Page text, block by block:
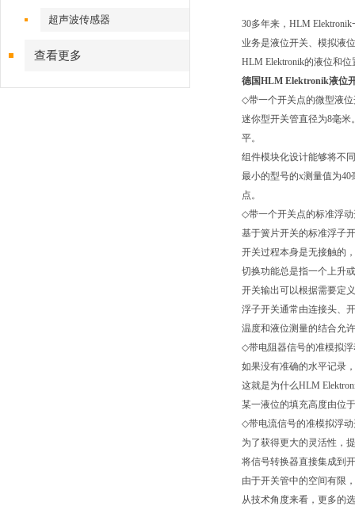
超声波传感器
查看更多
30多年来， HLM Elektronik
业务是液位开关、模拟液
HLM Elektronik的液位和位
德国HLM Elektronik液位
◇带一个开关点的微型液
迷你型开关管直径为8毫米
平。
组件模块化设计能够将不
最小的型号的x测量值为40
点。
◇带一个开关点的标准浮
基于簧片开关的标准浮子
开关过程本身是无接触的
切换功能总是指一个上升
开关输出可以根据需要定
浮子开关通常由连接头、
温度和液位测量的结合允
◇带电阻器信号的准模拟
如果没有准确的水平记录
这就是为什么HLM
某一液位的填充高度由位
◇带电流信号的准模拟浮
为了获得更大的灵活性，
将信号转换器直接集成到
由于开关管中的空间有限
从技术角度来看，更多的